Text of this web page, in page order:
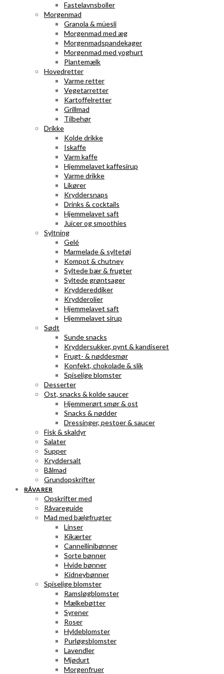
Fastelavnsboller
Morgenmad
Granola & müesli
Morgenmad med æg
Morgenmadspandekager
Morgenmad med yoghurt
Plantemælk
Hovedretter
Varme retter
Vegetarretter
Kartoffelretter
Grillmad
Tilbehør
Drikke
Kolde drikke
Iskaffe
Varm kaffe
Hjemmelavet kaffesirup
Varme drikke
Likører
Kryddersnaps
Drinks & cocktails
Hjemmelavet saft
Juicer og smoothies
Syltning
Gelé
Marmelade & syltetøj
Kompot & chutney
Syltede bær & frugter
Syltede grøntsager
Kryddereddiker
Krydderolier
Hjemmelavet saft
Hjemmelavet sirup
Sødt
Sunde snacks
Kryddersukker, pynt & kandiseret
Frugt- & nøddesmør
Konfekt, chokolade & slik
Spiselige blomster
Desserter
Ost, snacks & kolde saucer
Hjemmerørt smør & ost
Snacks & nødder
Dressinger, pestoer & saucer
Fisk & skaldyr
Salater
Supper
Kryddersalt
Bålmad
Grundopskrifter
RÅVARER
Opskrifter med
Råvareguide
Mad med bælgfrugter
Linser
Kikærter
Cannellinibønner
Sorte bønner
Hvide bønner
Kidneybønner
Spiselige blomster
Ramsløgblomster
Mælkebøtter
Syrener
Roser
Hyldeblomster
Purløgsblomster
Lavendler
Mjødurt
Morgenfruer